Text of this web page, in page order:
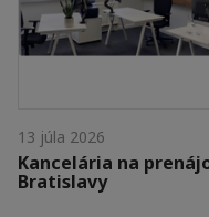
13 júla 2026
Kancelária na
Bratislavy